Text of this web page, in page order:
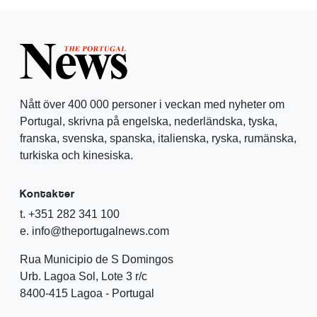
Nått över 400 000 personer i veckan med nyheter om
Portugal, skrivna på engelska, nederländska, tyska,
franska, svenska, spanska, italienska, ryska, rumänska,
turkiska och kinesiska.
Kontakter
t. +351 282 341 100
e. info@theportugalnews.com
Rua Municipio de S Domingos
Urb. Lagoa Sol, Lote 3 r/c
8400-415 Lagoa - Portugal